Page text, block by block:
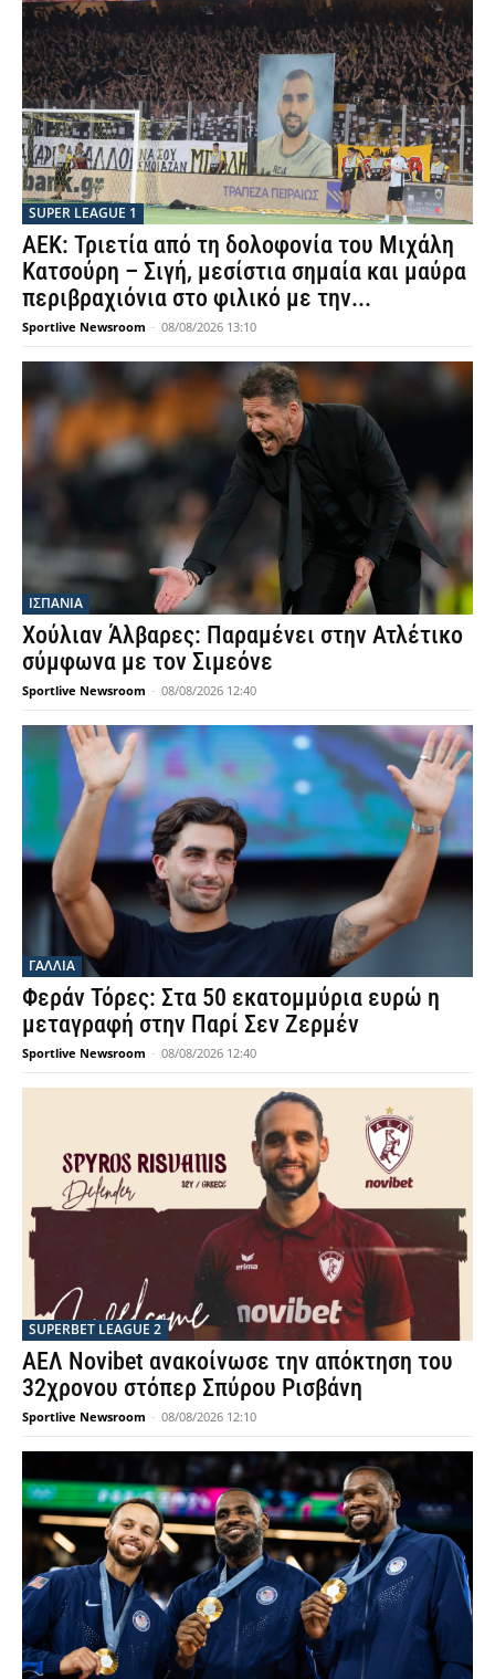
SUPER LEAGUE 1
ΑΕΚ: Τριετία από τη δολοφονία του Μιχάλη
Κατσούρη – Σιγή, μεσίστια σημαία και μαύρα
περιβραχιόνια στο φιλικό με την...
Sportlive Newsroom - 08/08/2026 13:10
ΙΣΠΑΝΙΑ
Χούλιαν Άλβαρες: Παραμένει στην Ατλέτικο
σύμφωνα με τον Σιμεόνε
Sportlive Newsroom - 08/08/2026 12:40
ΓΑΛΛΙΑ
Φεράν Τόρες: Στα 50 εκατομμύρια ευρώ η
μεταγραφή στην Παρί Σεν Ζερμέν
Sportlive Newsroom - 08/08/2026 12:40
SUPERBET LEAGUE 2
ΑΕΛ Novibet ανακοίνωσε την απόκτηση του
32χρονου στόπερ Σπύρου Ρισβάνη
Sportlive Newsroom - 08/08/2026 12:10